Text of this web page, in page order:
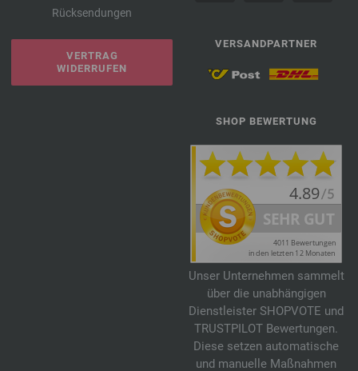
Rücksendungen
VERTRAG
WIDERRUFEN
VERSANDPARTNER
SHOP BEWERTUNG
Unser Unternehmen sammelt
über die unabhängigen
Dienstleister SHOPVOTE und
TRUSTPILOT Bewertungen.
Diese setzen automatische
und manuelle Maßnahmen